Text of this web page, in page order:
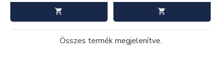
Összes termék megjelenítve.